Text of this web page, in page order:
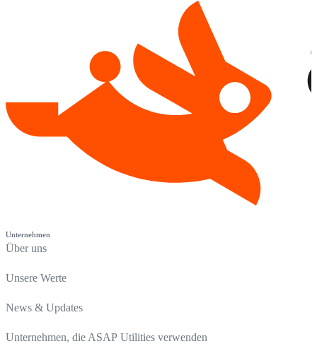
Unternehmen
Über uns
Unsere Werte
News & Updates
Unternehmen, die ASAP Utilities verwenden